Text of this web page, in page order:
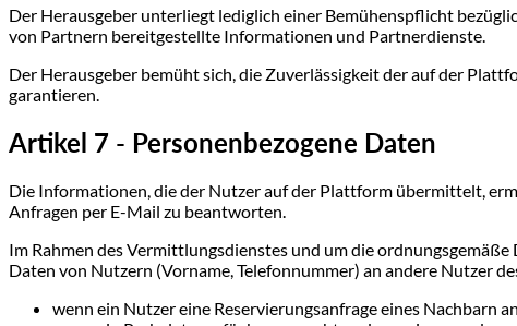
Der Herausgeber unterliegt lediglich einer Bemühenspflicht
von Partnern bereitgestellte Informationen und Partnerdienste.
Der Herausgeber bemüht sich, die Zuverlässigkeit der auf der
garantieren.
Artikel 7 - Personenbezogene Daten
Die Informationen, die der Nutzer auf der Plattform übermittelt,
Anfragen per E-Mail zu beantworten.
Im Rahmen des Vermittlungsdienstes und um die
Daten von Nutzern (Vorname, Telefonnummer) an andere Nutzer
wenn ein Nutzer eine Reservierungsanfrage eines Nachbarn